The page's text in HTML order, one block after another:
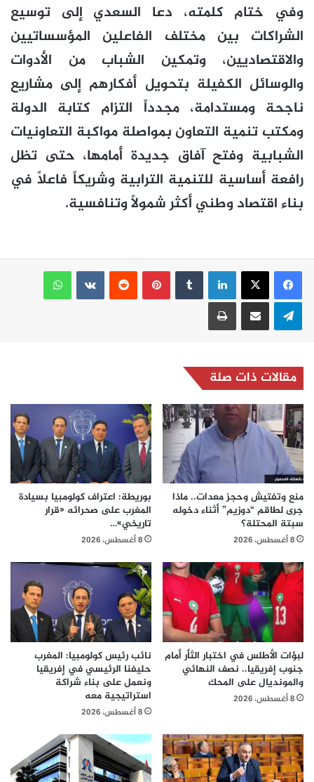
وفي ختام كلمته، دعا السعدي إلى توسيع
الشراكات بين مختلف الفاعلين المؤسساتيين
والاقتصاديين، وتمكين الشباب من الأدوات
والوسائل الكفيلة بتحويل أفكارهم إلى مشاريع
ناجحة ومستدامة، مجدداً التزام كتابة الدولة
ومكتب تنمية التعاون بمواصلة مواكبة التعاونيات
الشبابية وفتح آفاق جديدة أمامها، حتى تظل
رافعة أساسية للتنمية الترابية وشريكاً فاعلاً في
بناء اقتصاد وطني أكثر شمولاً وتنافسية.
لينكدإن بينتيريست
واتساب
تيلقرام مشاركة عبر البريد طباعة
مقالات ذات صلة
منع وتفتيش وحجز معدات.. ماذا
جرى لطاقم “دوزيم” أثناء دخوله
سبتة المحتلة؟
8 أغسطس، 2026
بوريطة: اعتراف كولومبيا بسيادة
المغرب على صحرائه «قرار
تاريخي»…
8 أغسطس، 2026
لبؤات الأطلس في اختبار الثأر أمام
جنوب إفريقيا.. نصف النهائي
والمونديال على المحك
8 أغسطس، 2026
نائب رئيس كولومبيا: المغرب
حليفنا الرئيسي في إفريقيا
ونعمل على بناء شراكة
استراتيجية معه
8 أغسطس، 2026